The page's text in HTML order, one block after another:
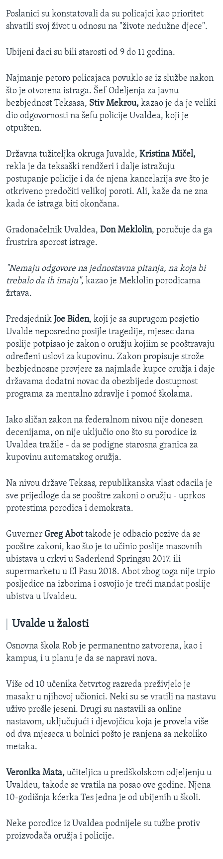
Poslanici su konstatovali da su policajci kao prioritet
shvatili svoj život u odnosu na "živote nedužne djece".
Ubijeni đaci su bili starosti od 9 do 11 godina.
Najmanje petoro policajaca povuklo se iz službe nakon
što je otvorena istraga. Šef Odeljenja za javnu
bezbjednost Teksasa, Stiv Mekrou, kazao je da je veliki
dio odgovornosti na šefu policije Uvaldea, koji je
otpušten.
Državna tužiteljka okruga Juvalde, Kristina Mičel,
rekla je da teksaški rendžeri i dalje istražuju
postupanje policije i da će njena kancelarija sve što je
otkriveno predočiti velikoj poroti. Ali, kaže da ne zna
kada će istraga biti okončana.
Gradonačelnik Uvaldea, Don Meklolin, poručuje da ga
frustrira sporost istrage.
"Nemaju odgovore na jednostavna pitanja, na koja bi
trebalo da ih imaju", kazao je Meklolin porodicama
žrtava.
Predsjednik Joe Biden, koji je sa suprugom posjetio
Uvalde neposredno posijle tragedije, mjesec dana
poslije potpisao je zakon o oružju kojiim se pooštravaju
određeni uslovi za kupovinu. Zakon propisuje strože
bezbjednosne provjere za najmlađe kupce oružja i daje
državama dodatni novac da obezbijede dostupnost
programa za mentalno zdravlje i pomoć školama.
Iako sličan zakon na federalnom nivou nije donesen
decenijama, on nije uključio ono što su porodice iz
Uvaldea tražile - da se podigne starosna granica za
kupovinu automatskog oružja.
Na nivou države Teksas, republikanska vlast odacila je
sve prijedloge da se pooštre zakoni o oružju - uprkos
protestima porodica i demokrata.
Guverner Greg Abottakođe je odbacio pozive da se
pooštre zakoni, kao što je to učinio poslije masovnih
ubistava u crkvi u Saderlend Springsu 2017. ili
supermarketu u El Pasu 2018. Abot zbog toga nije trpio
posljedice na izborima i osvojio je treći mandat poslije
ubistva u Uvaldeu.
Uvalde u žalosti
Osnovna škola Rob je permanentno zatvorena, kao i
kampus, i u planu je da se napravi nova.
Više od 10 učenika četvrtog razreda preživjelo je
masakr u njihovoj učionici. Neki su se vratili na nastavu
uživo prošle jeseni. Drugi su nastavili sa online
nastavom, uključujući i djevojčicu koja je provela više
od dva mjeseca u bolnici pošto je ranjena sa nekoliko
metaka.
Veronika Mata, učiteljica u predškolskom odjeljenju u
Uvaldeu, takođe se vratila na posao ove godine. Njena
10-godišnja kćerka Tes jedna je od ubijenih u školi.
Neke porodice iz Uvaldea podnijele su tužbe protiv
proizvođača oružja i policije.